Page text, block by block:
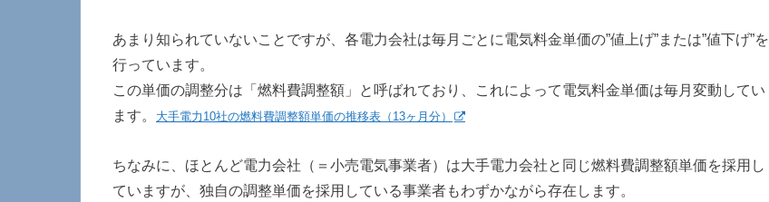
あまり知られていないことですが、各電力会社は毎月ごとに電気料金単価の”値上げ”または”値下げ”を
行っています。
この単価の調整分は「燃料費調整額」と呼ばれており、これによって電気料金単価は毎月変動してい
ます。
大手電力10社の燃料費調整額単価の推移表（13ヶ月分）
ちなみに、ほとんど電力会社（＝小売電気事業者）は大手電力会社と同じ燃料費調整額単価を採用し
ていますが、独自の調整単価を採用している事業者もわずかながら存在します。